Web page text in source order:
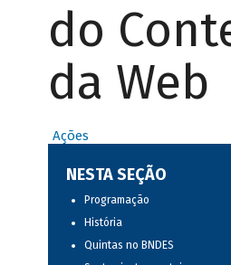
do
da Web
Ações
NESTA SEÇÃO
Programação
História
Quintas no BNDES